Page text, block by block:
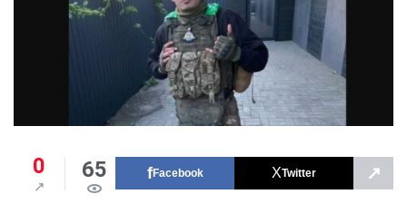
0 65 Facebook Twitter ↗